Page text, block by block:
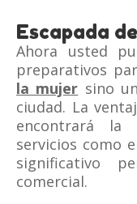
Escapada
Ahora usted
preparativos
la mujer sino
ciudad. La
encontrará la
servicios como
significativo
comercial.